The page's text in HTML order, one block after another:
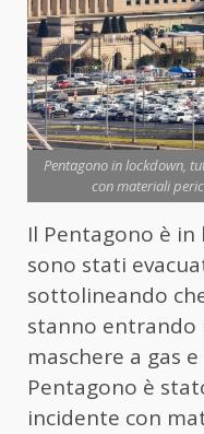
Pentagono in lockdown,
con materiali
Il Pentagono è in
sono stati
sottolineando
stanno entrando
maschere a gas
Pentagono è
incidente con